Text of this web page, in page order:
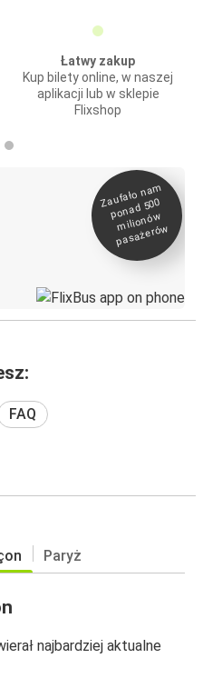
Łatwy zakup
Kup bilety online, w naszej
aplikacji lub w sklepie
Flixshop
Zaufało na
m
ponad 500
milionó
w
pasażeró
w
FAQ
Paryż
najbardziej aktualne